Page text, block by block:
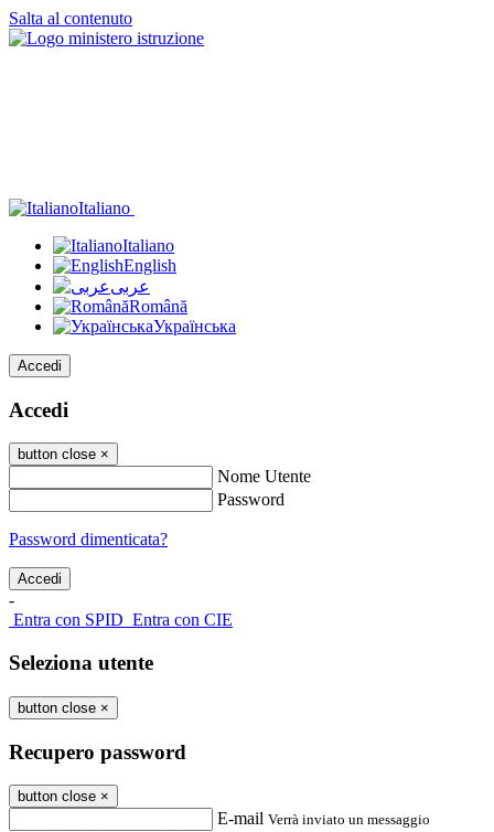
Salta al contenuto
Italiano
Italiano
English
عربى
Română
Українська
Accedi
Accedi
button close ×
Nome Utente
Password
Password dimenticata?
-
Entra con SPID Entra con CIE
Seleziona utente
button close ×
Recupero password
button close ×
E-mail Verrà inviato un messaggio